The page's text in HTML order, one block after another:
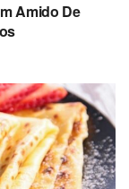
Amido De